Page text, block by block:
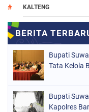
KALTENG
NASIONAL
ORGANISASI
PERISTIWA
POLITIK
Bupati
Tata Kelola
Bupati
Kapolres